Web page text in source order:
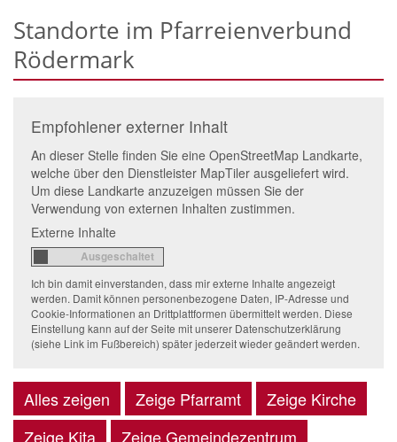
Standorte im Pfarreienverbund
Rödermark
Empfohlener externer Inhalt
An dieser Stelle finden Sie eine OpenStreetMap Landkarte,
welche über den Dienstleister MapTiler ausgeliefert wird.
Um diese Landkarte anzuzeigen müssen Sie der
Verwendung von externen Inhalten zustimmen.
Externe Inhalte
Ich bin damit einverstanden, dass mir externe Inhalte angezeigt
werden. Damit können personenbezogene Daten, IP-Adresse und
Cookie-Informationen an Drittplattformen übermittelt werden. Diese
Einstellung kann auf der Seite mit unserer Datenschutzerklärung
(siehe Link im Fußbereich) später jederzeit wieder geändert werden.
Alles zeigen Zeige Pfarramt
Zeige Kirche
Zeige Kita
Zeige Gemeindezentrum